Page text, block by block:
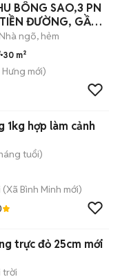
BÔNG SAO,3 PN
ĐƯỜNG, GẦN
Nhà ngõ, hẻm
30 m²
Hưng mới)
1kg hợp làm cảnh
tuổi)
(Xã Bình Minh mới)
trực đỏ 25cm mới
trời